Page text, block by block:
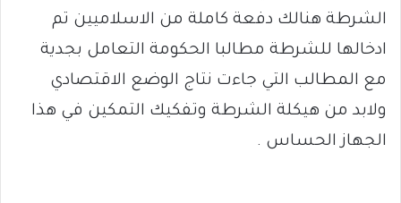
الشرطة هنالك دفعة كاملة من الاسلاميين تم
ادخالها للشرطة مطالبا الحكومة التعامل بجدية
مع المطالب التي جاءت نتاج الوضع الاقتصادي
ولابد من هيكلة الشرطة وتفكيك التمكين في هذا
الجهاز الحساس .